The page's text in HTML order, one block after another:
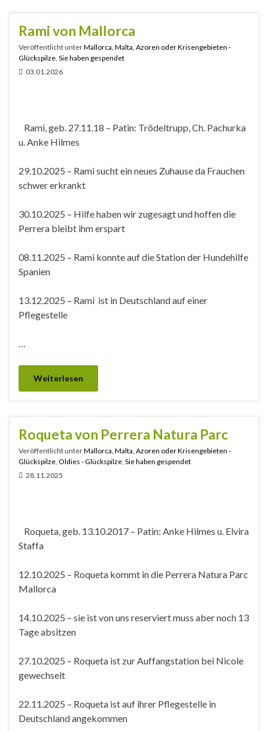
Rami von Mallorca
Veröffentlicht unterMallorca, Malta, Azoren oder Krisengebieten -
Glückspilze Sie haben gespendet
03.01.2026
Rami, geb. 27.11.18 – Patin: Trödeltrupp, Ch. Pachurka
u. Anke Hilmes
29.10.2025 – Rami sucht ein neues Zuhause da Frauchen
schwer erkrankt
30.10.2025 – Hilfe haben wir zugesagt und hoffen die
Perrera bleibt ihm erspart
08.11.2025 – Rami konnte auf die Station der Hundehilfe
Spanien
13.12.2025 – Rami ist in Deutschland auf einer
Pflegestelle
…
Weiterlesen
Roqueta von Perrera Natura Parc
Veröffentlicht unterMallorca, Malta, Azoren oder Krisengebieten -
Glückspilze Oldies - Glückspilze Sie haben gespendet
28.11.2025
Roqueta, geb. 13.10.2017 – Patin: Anke Hilmes u. Elvira
Staffa
12.10.2025 – Roqueta kommt in die Perrera Natura Parc
Mallorca
14.10.2025 – sie ist von uns reserviert muss aber noch 13
Tage absitzen
27.10.2025 – Roqueta ist zur Auffangstation bei Nicole
gewechselt
22.11.2025 – Roqueta ist auf ihrer Pflegestelle in
Deutschland angekommen